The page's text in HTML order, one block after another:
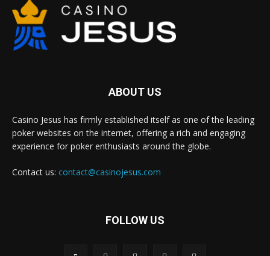
ABOUT US
Casino Jesus has firmly established itself as one of the leading
poker websites on the internet, offering a rich and engaging
experience for poker enthusiasts around the globe.
Contact us: contact@casinojesus.com
FOLLOW US